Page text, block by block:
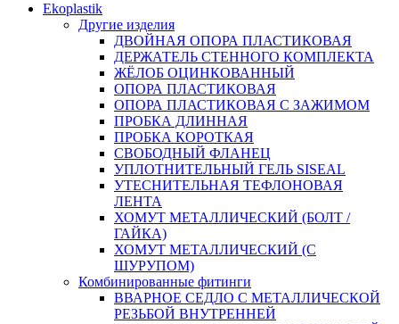
Ekoplastik
Другие изделия
ДВОЙНАЯ ОПОРА ПЛАСТИКОВАЯ
ДЕРЖАТЕЛЬ СТЕННОГО КОМПЛЕКТА
ЖЁЛОБ ОЦИНКОВАННЫЙ
ОПОРА ПЛАСТИКОВАЯ
ОПОРА ПЛАСТИКОВАЯ С ЗАЖИМОМ
ПРОБКА ДЛИННАЯ
ПРОБКА КОРОТКАЯ
СВОБОДНЫЙ ФЛАНЕЦ
УПЛОТНИТЕЛЬНЫЙ ГЕЛЬ SISEAL
УТЕСНИТЕЛЬНАЯ ТЕФЛОНОВАЯ
ЛЕНТА
ХОМУТ МЕТАЛЛИЧЕСКИЙ (БОЛТ /
ГАЙКА)
ХОМУТ МЕТАЛЛИЧЕСКИЙ (С
ШУРУПОМ)
Комбинированные фитинги
ВВАРНОЕ СЕДЛО С МЕТАЛЛИЧЕСКОЙ
РЕЗЬБОЙ ВНУТРЕННЕЙ